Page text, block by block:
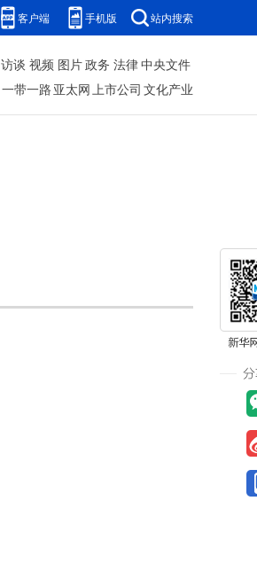
客户端 手机版 站内搜索
访谈 视频 图片政务 法律中央文件
一带一路 亚太网上市公司 文化产业